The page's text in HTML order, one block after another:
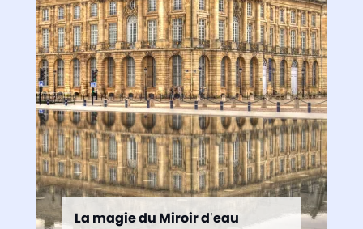
La magie du Miroir d’eau